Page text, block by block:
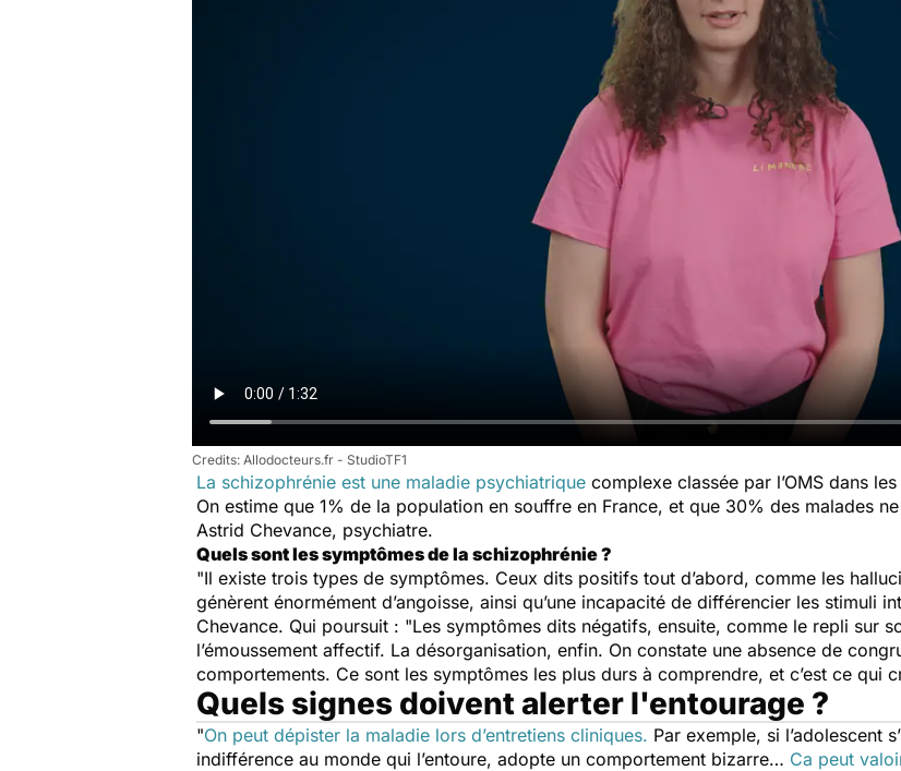
Allodocteurs.fr - StudioTF1
La schizophrénie est une maladie psychiatrique complexe classée par l’OMS dans
On estime que 1% de la population en souffre en France, et que 30% des malades
Astrid Chevance, psychiatre.
Quels sont les symptômes de la schizophrénie ?
"Il existe trois types de symptômes. Ceux dits positifs tout d’abord, comme les
génèrent énormément d’angoisse, ainsi qu’une incapacité de différencier les stimuli
Chevance. Qui poursuit : "Les symptômes dits négatifs, ensuite, comme le repli sur
l’émoussement affectif. La désorganisation, enfin. On constate une absence de
comportements. Ce sont les symptômes les plus durs à comprendre, et c’est ce qui
Quels signes doivent alerter l'entourage ?
"On peut dépister la maladie lors d’entretiens cliniques. Par exemple, si l’adolescent
indifférence au monde qui l’entoure, adopte un comportement bizarre… Ca peut